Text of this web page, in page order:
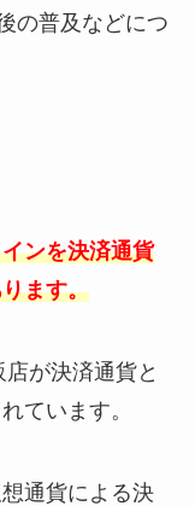
の普及などにつ
ンを決済通貨
ます。
が決済通貨と
ています。
通貨による決